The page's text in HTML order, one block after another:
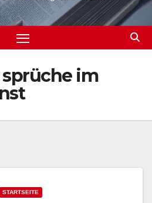
sprüche im
STARTSEITE